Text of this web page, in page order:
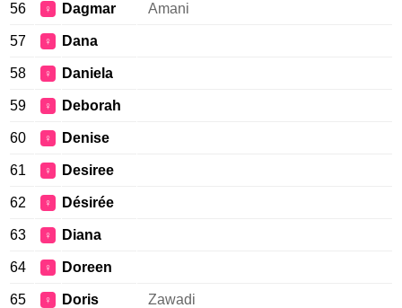
56 ♀ Dagmar Amani
57 ♀ Dana
58 ♀ Daniela
59 ♀ Deborah
60 ♀ Denise
61 ♀ Desiree
62 ♀ Désirée
63 ♀ Diana
64 ♀ Doreen
65 ♀ Doris Zawadi